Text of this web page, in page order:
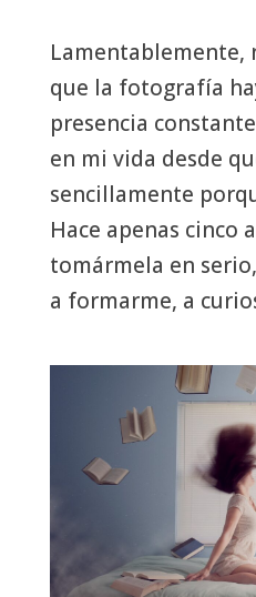
Lamentablemente,
que la fotografía
presencia
en mi vida desde
sencillamente
Hace apenas cinco
tomármela en
a formarme, a